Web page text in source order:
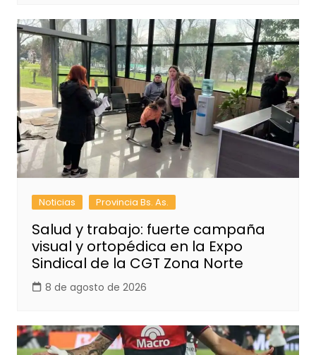
Noticias Provincia Bs. As.
Salud y trabajo: fuerte campaña
visual y ortopédica en la Expo
Sindical de la CGT Zona Norte
8 de agosto de 2026